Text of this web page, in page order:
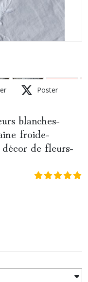
Poster
blanches-
froide-
de fleurs-